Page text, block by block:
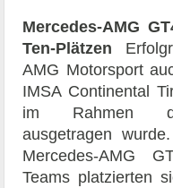
Mercedes-AMG
Ten-Plätzen
AMG Motorsport
IMSA Continental
im Rahmen
ausgetragen
Mercedes-AMG
Teams platzierten